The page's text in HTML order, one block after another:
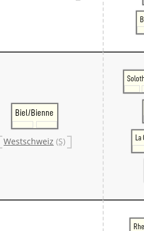
Biel/Bienne
Westschweiz (S)